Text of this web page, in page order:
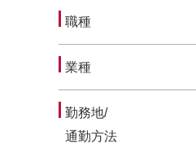
職種
業種
勤務地/
通勤方法